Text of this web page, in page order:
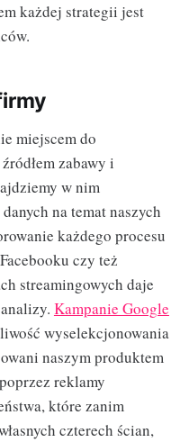
każdej strategii jest
miejscem do
zabawy i
w nim
na temat naszych
każdego procesu
czy też
streamingowych daje
Kampanie Google
wyselekcjonowania
naszym produktem
reklamy
które zanim
czterech ścian,